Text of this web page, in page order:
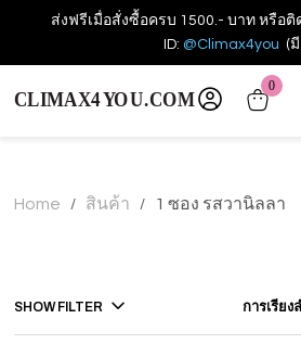
ส่งฟรีเมื่อสั่งซื้อครบ 1500.- บาท หรือ
ID: @Climax4you (
0
Home / สินค้า / 1 ซอง รสวานิลลา
SHOW FILTER การเรียง